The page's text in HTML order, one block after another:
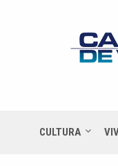
CULTURA